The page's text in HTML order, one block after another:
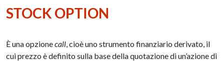
STOCK OPTION
È una opzionecall, cioè uno strumento finanziario derivato, il
cui prezzo è definito sulla base della quotazione di un’azione di